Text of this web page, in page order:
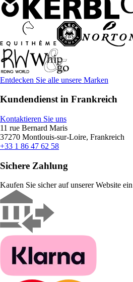
Entdecken Sie alle unsere Marken
Kundendienst in Frankreich
Kontaktieren Sie uns
11 rue Bernard Maris
37270 Montlouis-sur-Loire, Frankreich
+33 1 86 47 62 58
Sichere Zahlung
Kaufen Sie sicher auf unserer Website ein